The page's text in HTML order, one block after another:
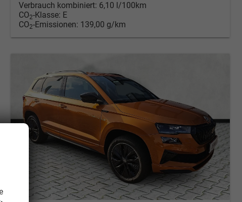
Verbrauch kombiniert: 6,10 l/100km
CO2-Klasse: E
CO2-Emissionen: 139,00 g/km